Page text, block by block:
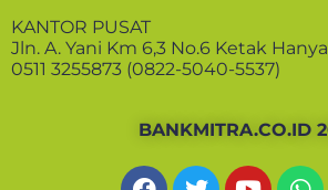
KANTOR PUSAT
Jln. A. Yani Km 6,3 No.6 Ketak
0511 3255873 (0822-5040-5537)
BANKMITRA.CO.ID